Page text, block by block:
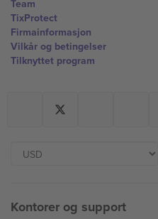
Team
TixProtect
Firmainformasjon
Vilkår og betingelser
Tilknyttet program
Kontorer og support